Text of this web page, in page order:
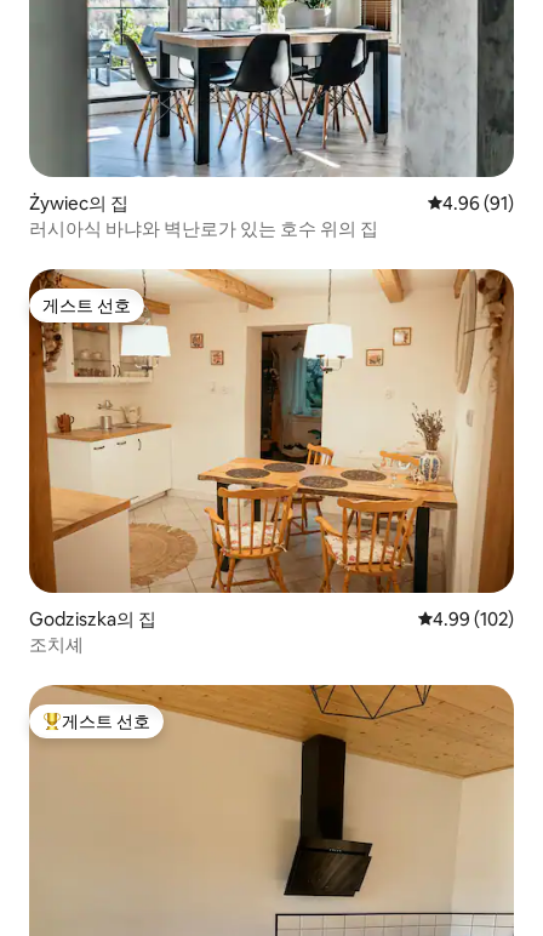
Żywiec의 집 평점 4.96점(5
4.96 (91)
러시아식 바냐와 벽난로가 있는 호수 위의 집
게스트 선호
게스트 선호
Godziszka의 집 평점 4.99점(5
4.99 (102)
조치셰
상위 게스트 선호
게스트 선호